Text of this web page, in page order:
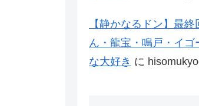
【静かなるドン】最
ん・龍宝・鳴戸・イゴ
な大好き に